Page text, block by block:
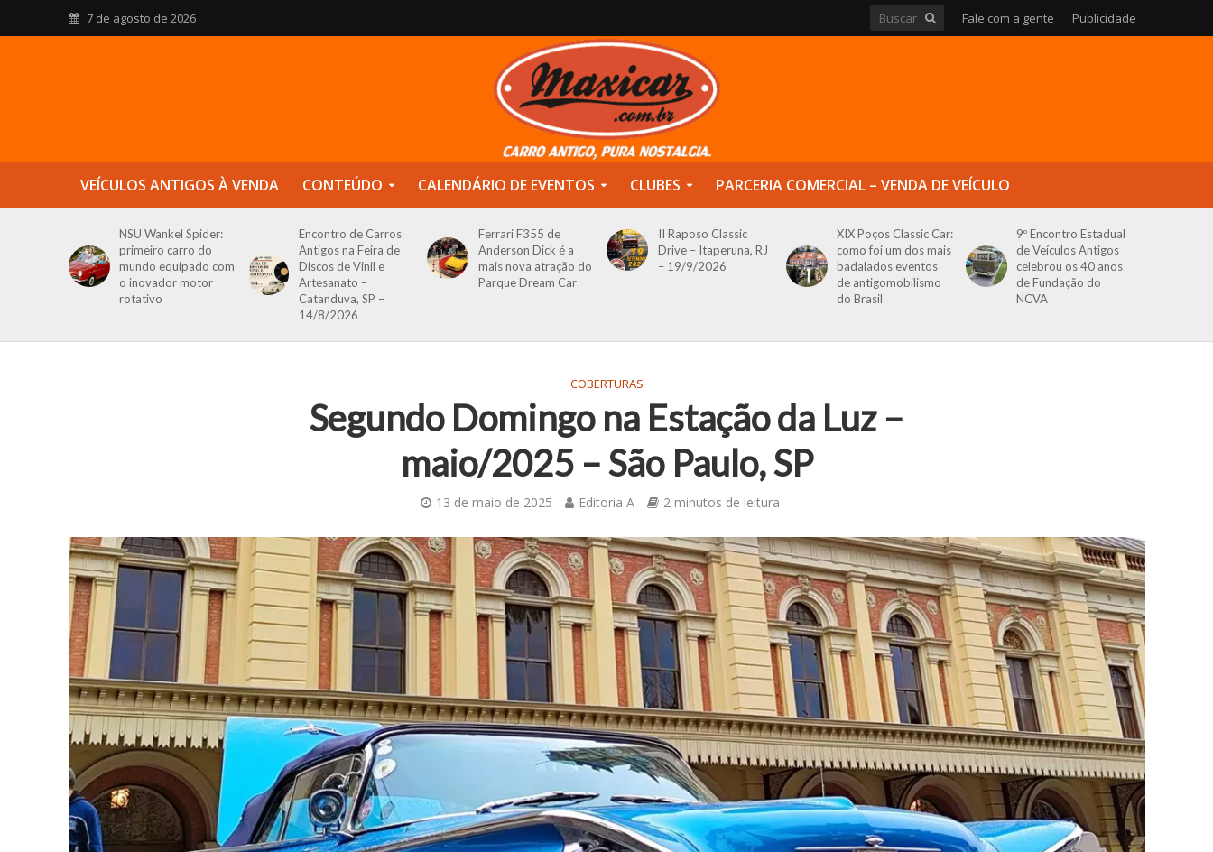
7 de agosto de 2026 Fale com a gente Publicidade
VEÍCULOS ANTIGOS À VENDA CONTEÚDO CALENDÁRIO DE EVENTOS CLUBES PARCERIA COMERCIAL – VENDA DE VEÍCULO
NSU Wankel Spider:
primeiro carro do
mundo equipado com
o inovador motor
rotativo
Encontro de Carros
Antigos na Feira de
Discos de Vinil e
Artesanato –
Catanduva, SP –
14/8/2026
Ferrari F355 de
Anderson Dick é a
mais nova atração do
Parque Dream Car
II Raposo Classic
Drive – Itaperuna, RJ
– 19/9/2026
XIX Poços Classic Car:
como foi um dos mais
badalados eventos
de antigomobilismo
do Brasil
9º Encontro Estadual
de Veículos Antigos
celebrou os 40 anos
de Fundação do
NCVA
COBERTURAS
Segundo Domingo na Estação da Luz –
maio/2025 – São Paulo, SP
13 de maio de 2025 Editoria A 2 minutos de leitura